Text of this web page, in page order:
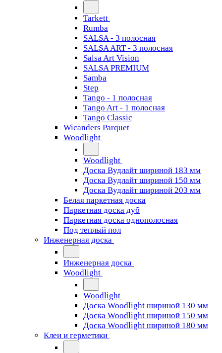
Tarkett
Rumba
SALSA - 3 полосная
SALSA ART - 3 полосная
Salsa Art Vision
SALSA PREMIUM
Samba
Step
Tango - 1 полосная
Tango Art - 1 полосная
Tango Classiс
Wicanders Parquet
Woodlight
Woodlight
Доска Вудлайт шириной 183 мм
Доска Вудлайт шириной 150 мм
Доска Вудлайт шириной 203 мм
Белая паркетная доска
Паркетная доска дуб
Паркетная доска однополосная
Под теплый пол
Инженерная доска
Инженерная доска
Woodlight
Woodlight
Доска Woodlight шириной 130 мм
Доска Woodlight шириной 150 мм
Доска Woodlight шириной 180 мм
Клеи и герметики